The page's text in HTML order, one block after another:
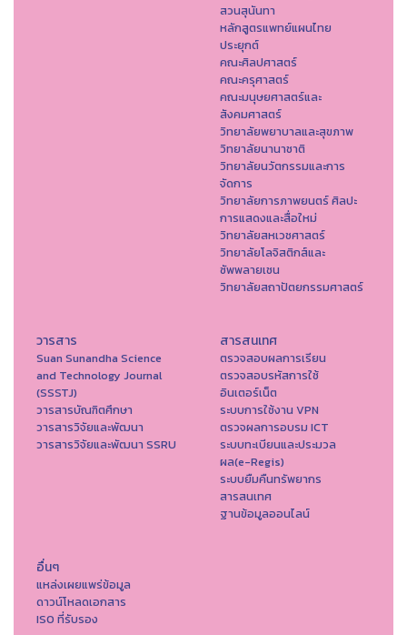
สวนสุนันทา
หลักสูตรแพทย์แผนไทย
ประยุกต์
คณะศิลปศาสตร์
คณะครุศาสตร์
คณะมนุษยศาสตร์และ
สังคมศาสตร์
วิทยาลัยพยาบาลและสุขภาพ
วิทยาลัยนานาชาติ
วิทยาลัยนวัตกรรมและการ
จัดการ
วิทยาลัยการภาพยนตร์ ศิลปะ
การแสดงและสื่อใหม่
วิทยาลัยสหเวชศาสตร์
วิทยาลัยโลจิสติกส์และ
ซัพพลายเชน
วิทยาลัยสถาปัตยกรรมศาสตร์
วารสาร
Suan Sunandha Science
and Technology Journal
(SSSTJ)
วารสารบัณฑิตศึกษา
วารสารวิจัยและพัฒนา
วารสารวิจัยและพัฒนา SSRU
สารสนเทศ
ตรวจสอบผลการเรียน
ตรวจสอบรหัสการใช้
อินเตอร์เน็ต
ระบบการใช้งาน VPN
ตรวจผลการอบรม ICT
ระบบทะเบียนและประมวล
ผล(e-Regis)
ระบบยืมคืนทรัพยากร
สารสนเทศ
ฐานข้อมูลออนไลน์
อื่นๆ
แหล่งเผยแพร่ข้อมูล
ดาวน์โหลดเอกสาร
ISO ที่รับรอง